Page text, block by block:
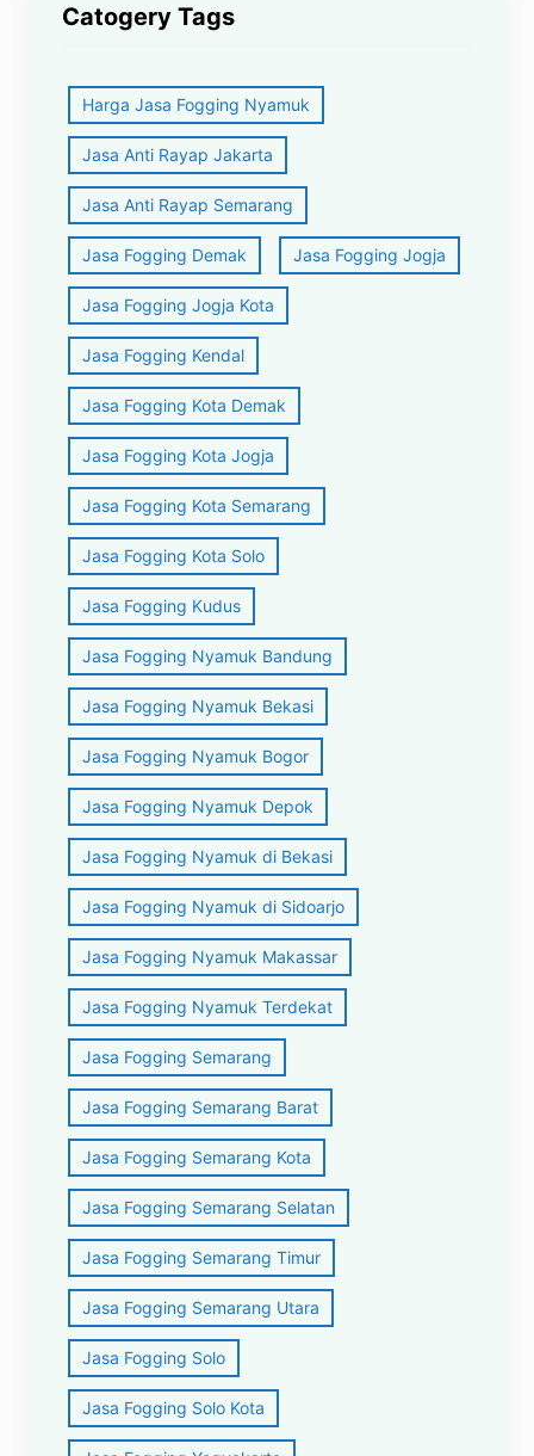
Catogery Tags
Harga Jasa Fogging Nyamuk
Jasa Anti Rayap Jakarta
Jasa Anti Rayap Semarang
Jasa Fogging Demak Jasa Fogging Jogja
Jasa Fogging Jogja Kota
Jasa Fogging Kendal
Jasa Fogging Kota Demak
Jasa Fogging Kota Jogja
Jasa Fogging Kota Semarang
Jasa Fogging Kota Solo
Jasa Fogging Kudus
Jasa Fogging Nyamuk Bandung
Jasa Fogging Nyamuk Bekasi
Jasa Fogging Nyamuk Bogor
Jasa Fogging Nyamuk Depok
Jasa Fogging Nyamuk di Bekasi
Jasa Fogging Nyamuk di Sidoarjo
Jasa Fogging Nyamuk Makassar
Jasa Fogging Nyamuk Terdekat
Jasa Fogging Semarang
Jasa Fogging Semarang Barat
Jasa Fogging Semarang Kota
Jasa Fogging Semarang Selatan
Jasa Fogging Semarang Timur
Jasa Fogging Semarang Utara
Jasa Fogging Solo
Jasa Fogging Solo Kota